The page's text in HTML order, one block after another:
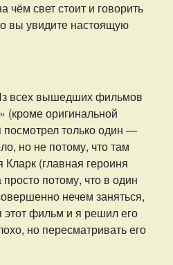
чём свет стоит и говорить
вы увидите настоящую
всех вышедших фильмов
оригинальной
посмотрел только один —
но не потому, что там
(главная героиня
потому, что в один
нечем заняться,
этот фильм и я решил его
но пересматривать его